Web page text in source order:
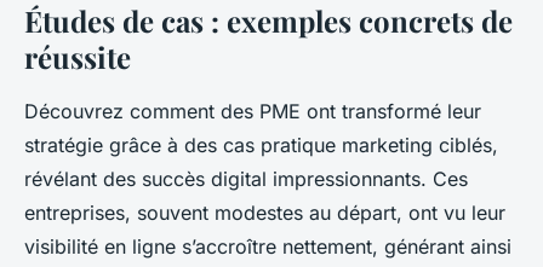
Études de cas : exemples concrets de
réussite
Découvrez comment des PME ont transformé leur
stratégie grâce à des cas pratique marketing ciblés,
révélant des succès digital impressionnants. Ces
entreprises, souvent modestes au départ, ont vu leur
visibilité en ligne s’accroître nettement, générant ainsi